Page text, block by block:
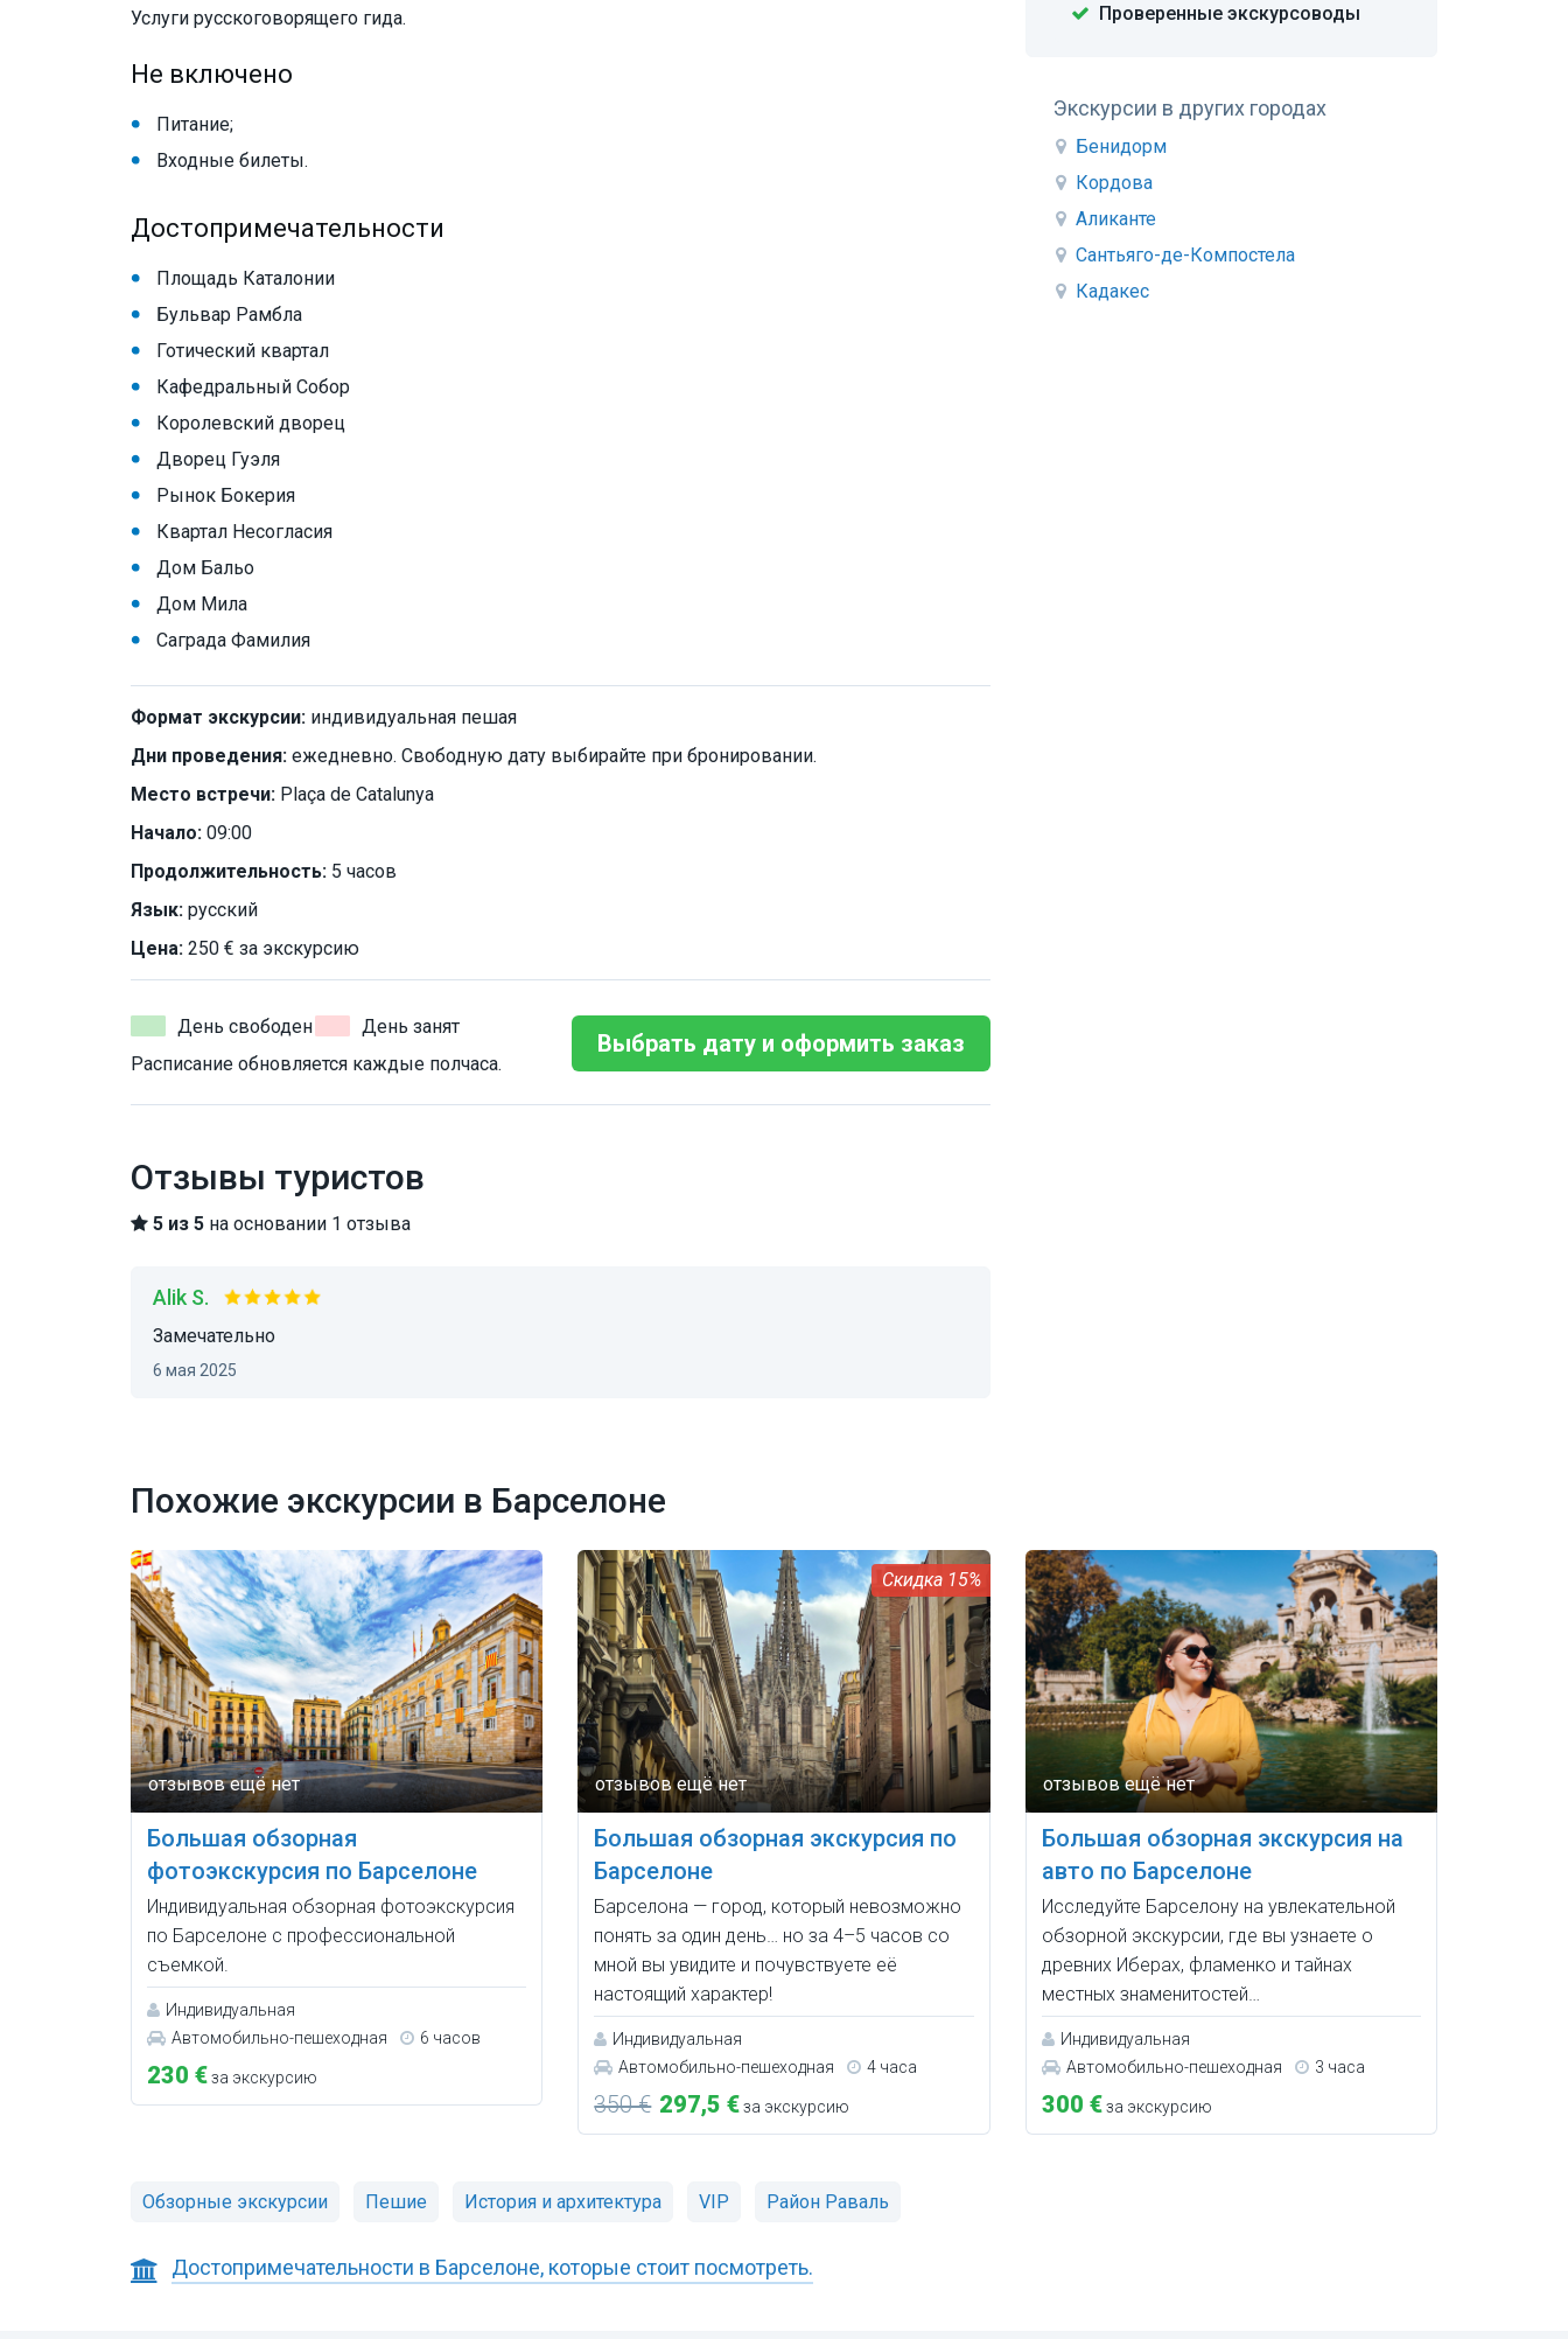
Услуги русскоговорящего гида.
Не включено
Питание;
Входные билеты.
Достопримечательности
Площадь Каталонии
Бульвар Рамбла
Готический квартал
Кафедральный Собор
Королевский дворец
Дворец Гуэля
Рынок Бокерия
Квартал Несогласия
Дом Бальо
Дом Мила
Саграда Фамилия
Формат экскурсии: индивидуальная пешая
Дни проведения: ежедневно. Свободную дату выбирайте при бронировании.
Место встречи: Plaça de Catalunya
Начало: 09:00
Продолжительность: 5 часов
Язык: русский
Цена: 250 € за экскурсию
День свободен
День занят
Расписание обновляется каждые полчаса.
Выбрать дату и оформить заказ
Отзывы туристов
5 из 5 на основании 1 отзыва
Alik S.
Замечательно
6 мая 2025
Проверенные экскурсоводы
Экскурсии в других городах
Бенидорм
Кордова
Аликанте
Сантьяго-де-Компостела
Кадакес
Похожие экскурсии в Барселоне
Большая обзорная
фотоэкскурсия по Барселоне
Индивидуальная обзорная фотоэкскурсия
по Барселоне с профессиональной
съемкой.
Индивидуальная
Автомобильно-пешеходная
6 часов
230 €за экскурсию
15%
Большая обзорная экскурсия по
Барселоне
Барселона — город, который невозможно
понять за один день… но за 4–5 часов со
мной вы увидите и почувствуете её
настоящий характер!
Индивидуальная
Автомобильно-пешеходная
4 часа
350 € 297,5 €за экскурсию
Большая обзорная экскурсия на
авто по Барселоне
Исследуйте Барселону на увлекательной
обзорной экскурсии, где вы узнаете о
древних Иберах, фламенко и тайнах
местных знаменитостей…
Индивидуальная
Автомобильно-пешеходная
3 часа
300 €за экскурсию
Обзорные экскурсии Пешие История и архитектура VIP Район Раваль
Достопримечательности в Барселоне, которые стоит посмотреть.